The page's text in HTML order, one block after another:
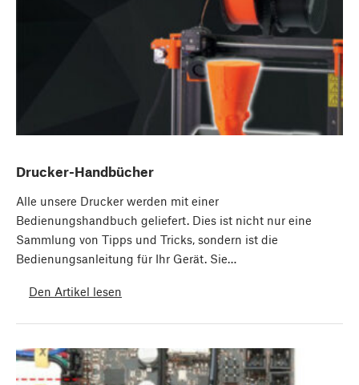
Drucker-Handbücher
Alle unsere Drucker werden mit einer
Bedienungshandbuch geliefert. Dies ist nicht nur eine
Sammlung von Tipps und Tricks, sondern ist die
Bedienungsanleitung für Ihr Gerät. Sie…
Den Artikel lesen